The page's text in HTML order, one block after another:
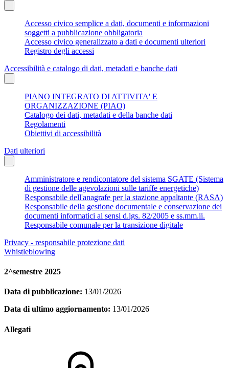
Accesso civico semplice a dati, documenti e informazioni
soggetti a pubblicazione obbligatoria
Accesso civico generalizzato a dati e documenti ulteriori
Registro degli accessi
Accessibilità e catalogo di dati, metadati e banche dati
PIANO INTEGRATO DI ATTIVITA' E
ORGANIZZAZIONE (PIAO)
Catalogo dei dati, metadati e della banche dati
Regolamenti
Obiettivi di accessibilità
Dati ulteriori
Amministratore e rendicontatore del sistema SGATE (Sistema
di gestione delle agevolazioni sulle tariffe energetiche)
Responsabile dell'anagrafe per la stazione appaltante (RASA)
Responsabile della gestione documentale e conservazione dei
documenti informatici ai sensi d.lgs. 82/2005 e ss.mm.ii.
Responsabile comunale per la transizione digitale
Privacy - responsabile protezione dati
Whistleblowing
2^semestre 2025
Data di pubblicazione: 13/01/2026
Data di ultimo aggiornamento: 13/01/2026
Allegati